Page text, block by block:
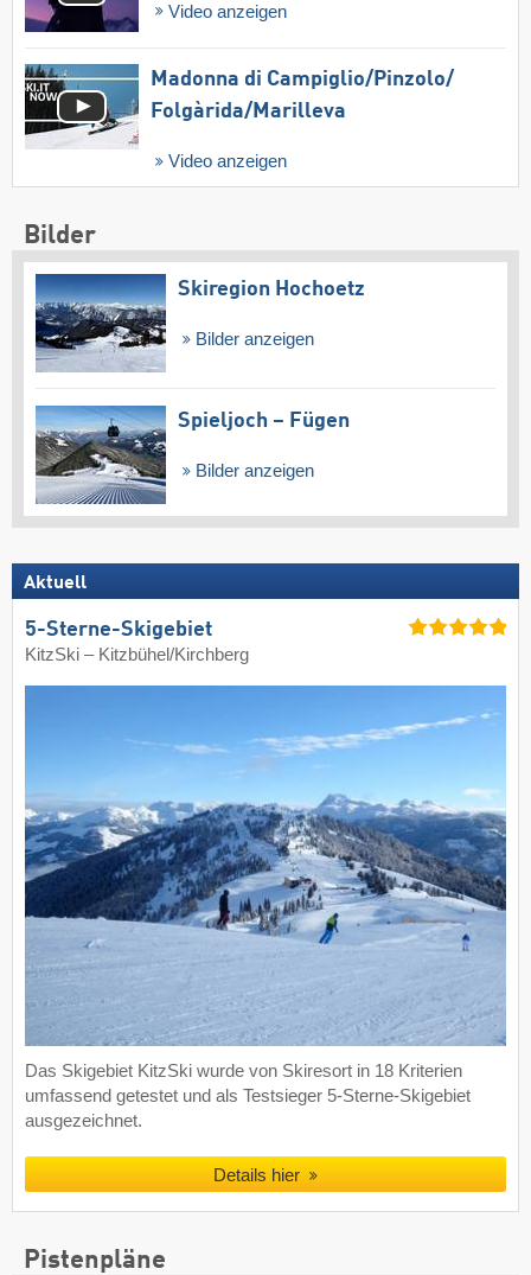
Video anzeigen
Madonna di Campiglio/​Pinzolo/​
Folgàrida/​Marilleva
Video anzeigen
Bilder
Skiregion Hochoetz
Bilder anzeigen
Spieljoch – Fügen
Bilder anzeigen
Aktuell
5-Sterne-Skigebiet
KitzSki – Kitzbühel/​Kirchberg
Das Skigebiet KitzSki wurde von Skiresort in 18 Kriterien
umfassend getestet und als Testsieger 5-Sterne-Skigebiet
ausgezeichnet.
Details hier
Pistenpläne